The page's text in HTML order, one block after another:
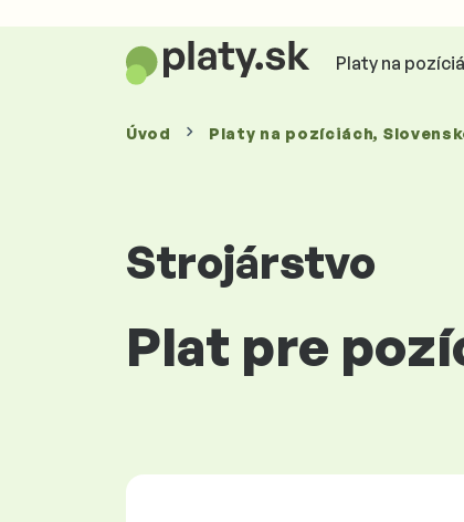
Platy na
Úvod Platy na pozíciách,
Strojárstvo
Plat pre